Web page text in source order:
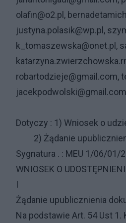
olafin@o2.pl,
justyna.polasik@wp.pl,
k_tomaszewska@onet.pl,
robartodzieje@gmail.com,
Dotyczy : 1) Wniosek o
2) Żądanie
Sygnatura . : MEU 1/06/01/
WNIOSEK O
I
Żądanie upublicznienia
Na podstawie Art. 54 Ust